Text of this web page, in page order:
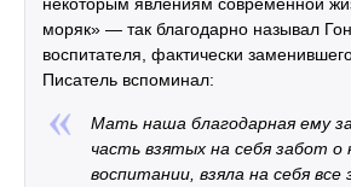
моряк» — так благодарно называл
воспитателя, фактически
Писатель вспоминал:
Мать наша благодарная ему
часть взятых на себя забот
воспитании, взяла на себя